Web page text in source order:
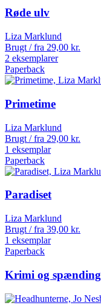
Røde ulv
Liza Marklund
Brugt / fra 29,00 kr.
2 eksemplarer
Paperback
Primetime
Liza Marklund
Brugt / fra 29,00 kr.
1 eksemplar
Paperback
Paradiset
Liza Marklund
Brugt / fra 39,00 kr.
1 eksemplar
Paperback
Krimi og spænding